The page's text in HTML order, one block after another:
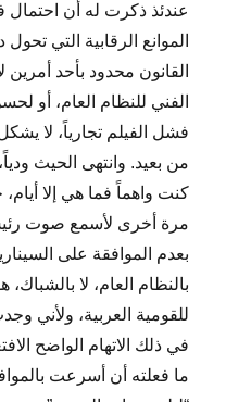
عندئذ ذكرت له أن احتمال
الموانع الرقابية التي
القانون محدود بأحد
الفني للنظام العام، أو
فشل الفيلم تجارياً، لا
من بعيد. وانتهى الحيث
كنت واهماً فما هي إلا
مرة أخرى لأسمع صوت
بعدم الموافقة على
بالنظام العام، لا
للقومية العربية، ولأني
في ذلك الاتهام الواضح
ما فعلته أن أسرعت